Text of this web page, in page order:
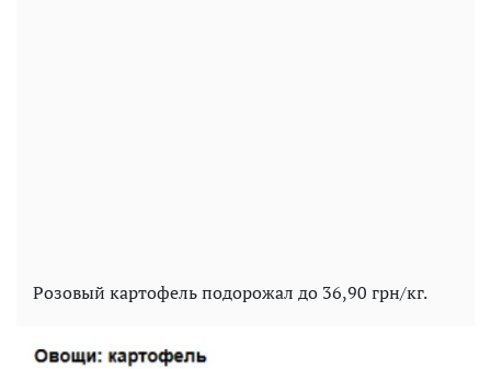
Розовый картофель подорожал до 36,90 грн/кг.